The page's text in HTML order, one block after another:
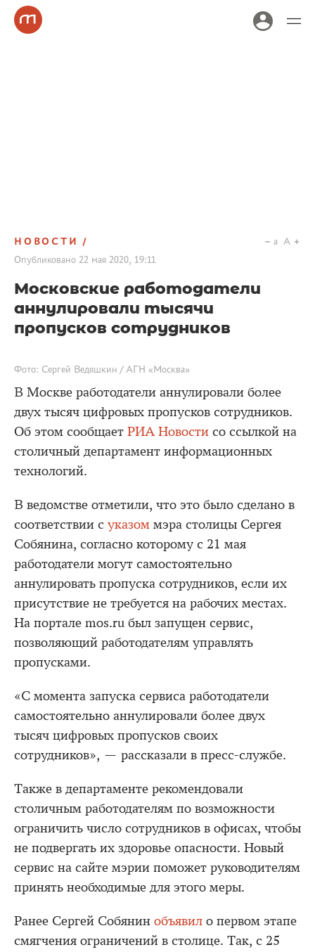
НОВОСТИ
Опубликовано 22 мая 2020, 19:11
a A
Московские работодатели
аннулировали тысячи
пропусков сотрудников
Фото: Сергей Ведяшкин / АГН «Москва»
В Москве работодатели аннулировали более
двух тысяч цифровых пропусков сотрудников.
Об этом сообщает РИА Новости со ссылкой на
столичный департамент информационных
технологий.
В ведомстве отметили, что это было сделано в
соответствии с указом мэра столицы Сергея
Собянина, согласно которому с 21 мая
работодатели могут самостоятельно
аннулировать пропуска сотрудников, если их
присутствие не требуется на рабочих местах.
На портале mos.ru был запущен сервис,
позволяющий работодателям управлять
пропусками.
«С момента запуска сервиса работодатели
самостоятельно аннулировали более двух
тысяч цифровых пропусков своих
сотрудников», — рассказали в пресс-службе.
Также в департаменте рекомендовали
столичным работодателям по возможности
ограничить число сотрудников в офисах, чтобы
не подвергать их здоровье опасности. Новый
сервис на сайте мэрии поможет руководителям
принять необходимые для этого меры.
Ранее Сергей Собянин объявил о первом этапе
смягчения ограничений в столице. Так, с 25